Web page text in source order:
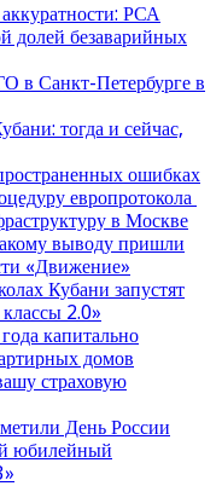
РСА
долей безаварийных
в Санкт-Петербурге в
тогда и сейчас,
ошибках
европротокола
в Москве
выводу пришли
«Движение»
Кубани запустят
2.0»
капитально
домов
страховую
День России
юбилейный